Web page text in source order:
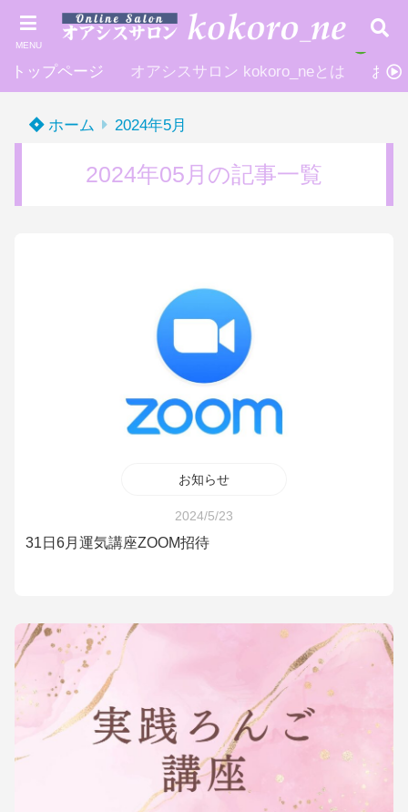
MENU
トップページ オアシスサロン kokoro_neとは お申
ホーム 2024年5月
2024年05月の記事一覧
お知らせ
2024/5/23
31日6月運気講座ZOOM招待